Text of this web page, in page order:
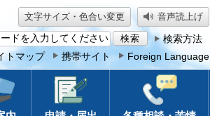
文字サイズ・色合い変更 音声読上げ
検索方法
トマップ 携帯サイト Foreign Language